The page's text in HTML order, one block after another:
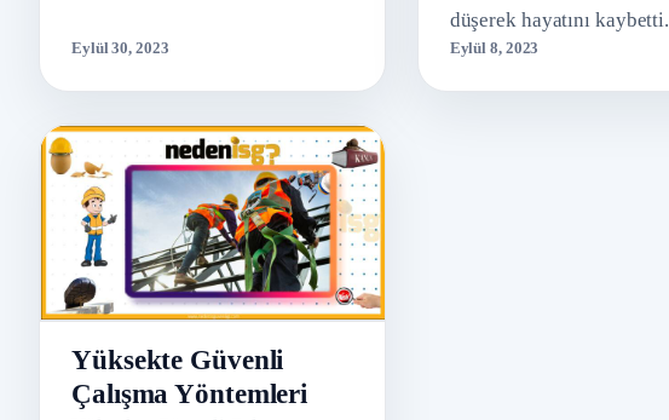
Eylül 30, 2023
düşerek hayatını kaybetti.
Eylül 8, 2023
Yüksekte Güvenli
Çalışma Yöntemleri